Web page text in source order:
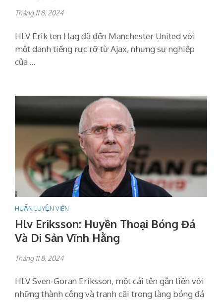
Tháng 11 8, 2024
HLV Erik ten Hag đã đến Manchester United với
một danh tiếng rực rỡ từ Ajax, nhưng sự nghiệp
của …
HUẤN LUYỆN VIÊN
Hlv Eriksson: Huyền Thoại Bóng Đá
Và Di Sản Vĩnh Hằng
Tháng 11 8, 2024
HLV Sven-Goran Eriksson, một cái tên gắn liền với
những thành công và tranh cãi trong làng bóng đá